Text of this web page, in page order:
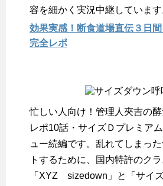
容を細かく実況中継しています
効果実感！断食道場直伝３日
完全レポ
忙しい人向け！管理人夾吉の
レポ10話・サイズＤプレミア
ュー続編です。乱れてしまっ
トするために、国内特許のク
「XYZ sizedown」と「サイ